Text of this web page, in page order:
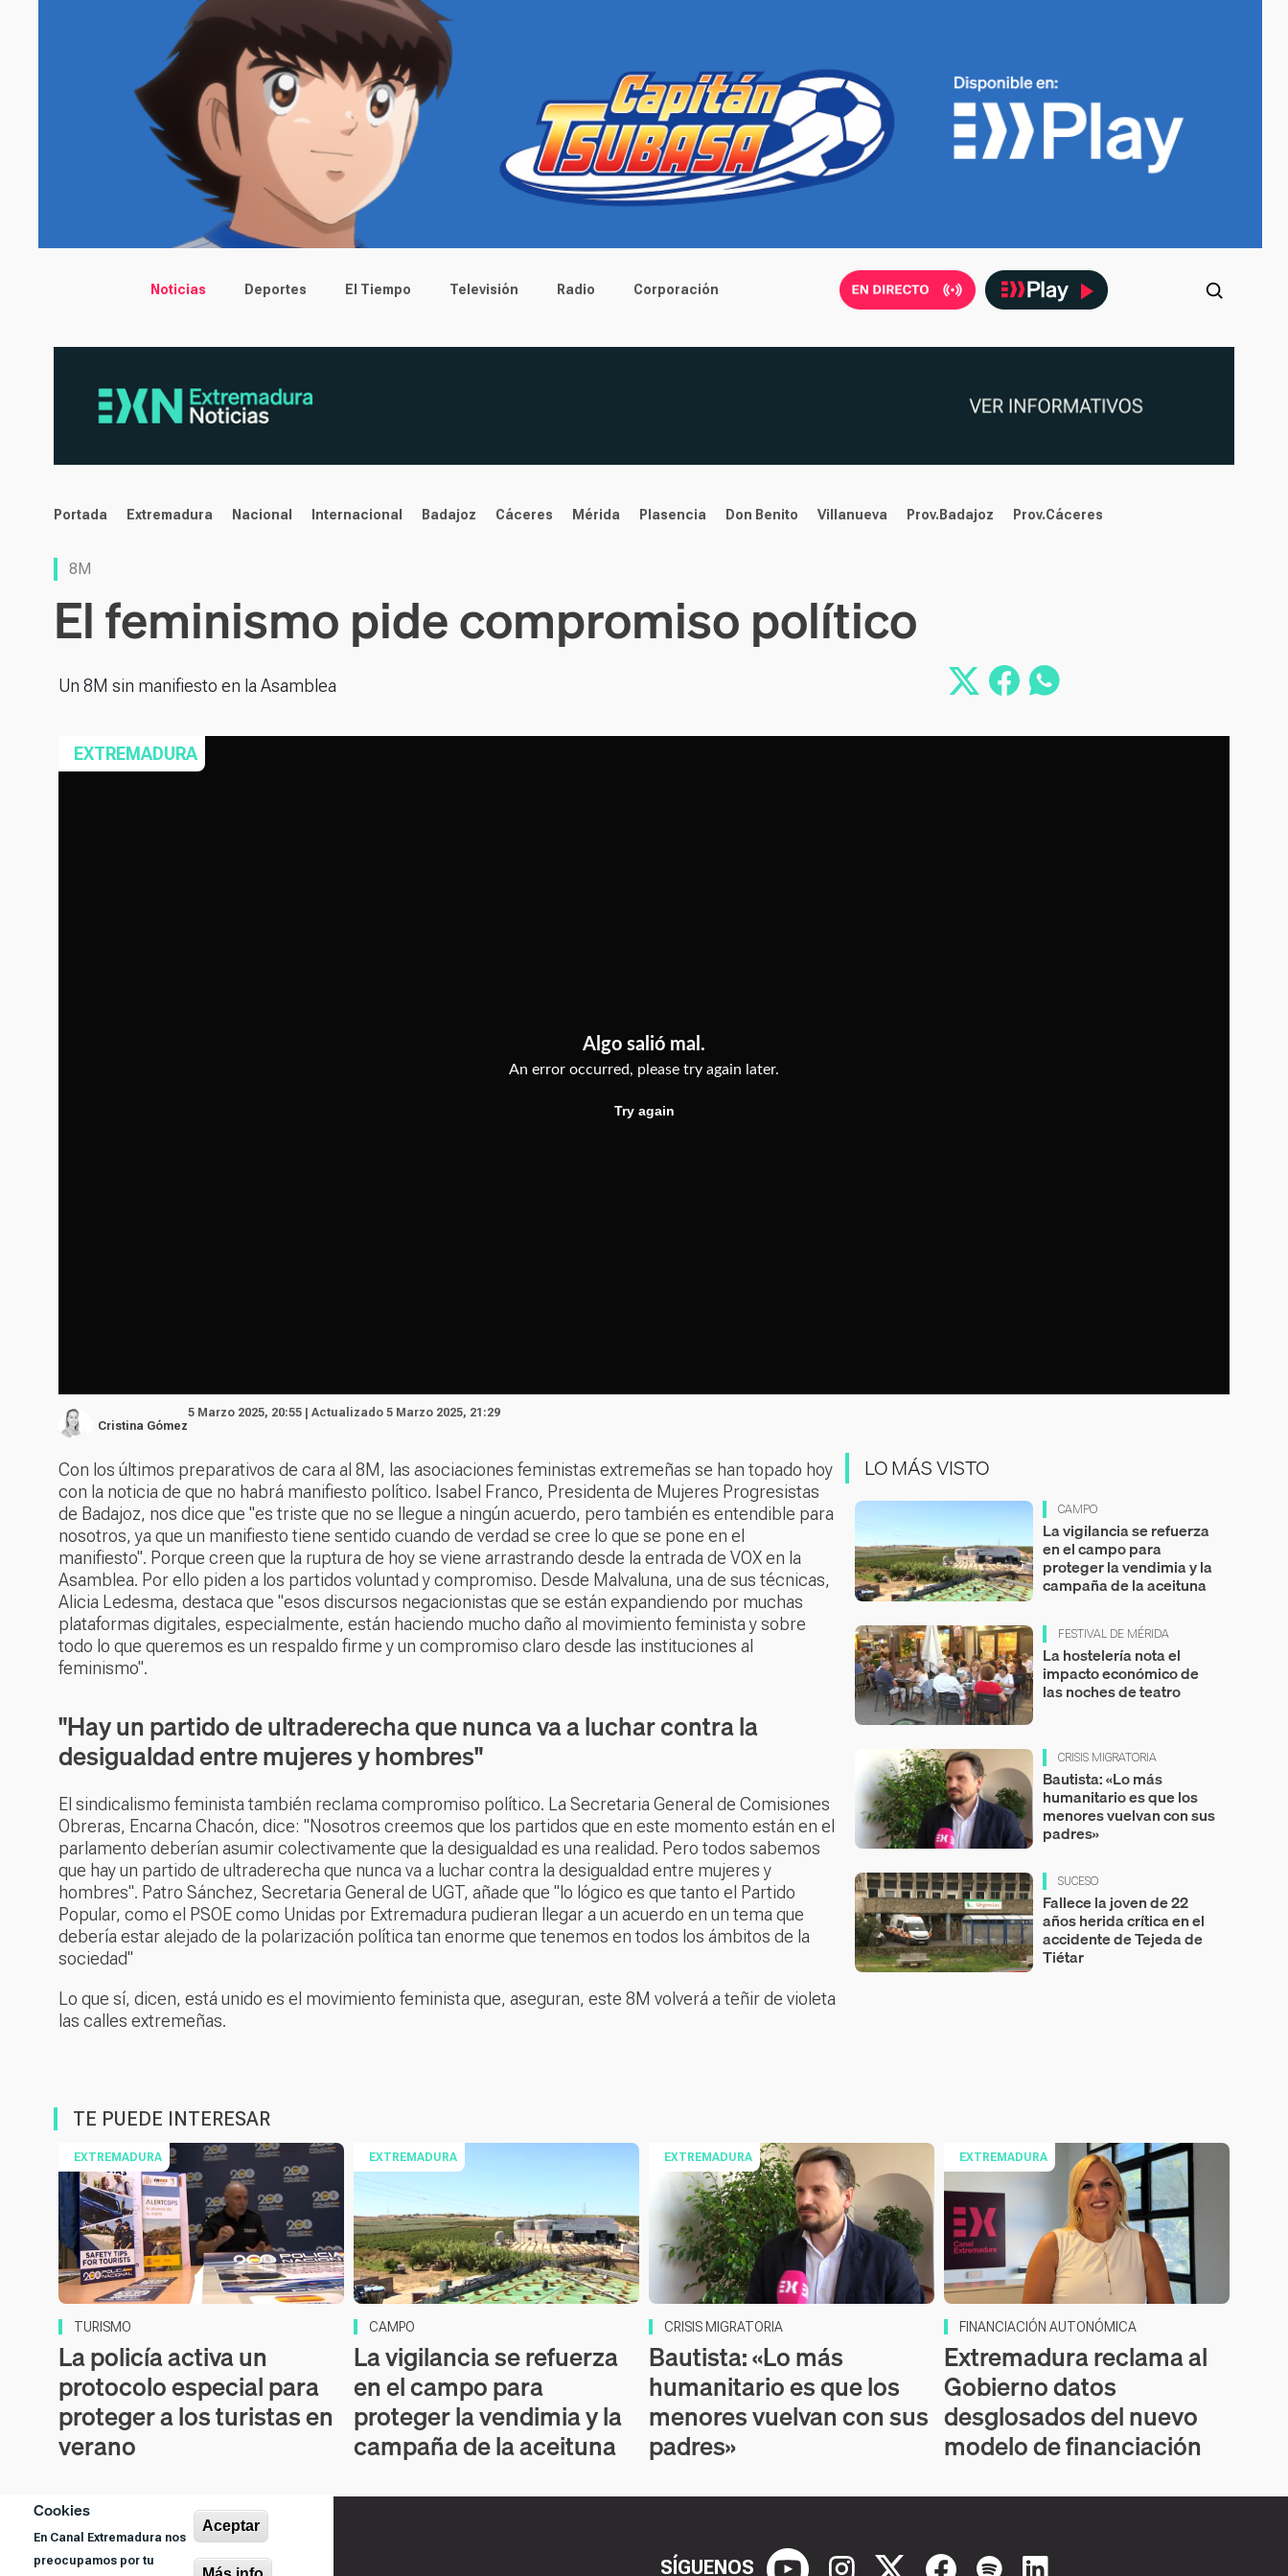
Cookies
En Canal Extremadura nos
preocupamos por tu
Aceptar
Main menu
Noticias Deportes El Tiempo Televisión Radio Corporación
noticias
Portada Extremadura Nacional Internacional Badajoz Cáceres Mérida Plasencia Don Benito Villanueva Prov.Badajoz Prov.Cáceres
8M
El feminismo pide compromiso político
Un 8M sin manifiesto en la Asamblea
EXTREMADURA
Cristina Gómez
5 Marzo 2025, 20:55 | Actualizado 5 Marzo 2025, 21:29
Con los últimos preparativos de cara al 8M, las asociaciones feministas extremeñas se han topado hoy
con la noticia de que no habrá manifiesto político. Isabel Franco, Presidenta de Mujeres Progresistas
de Badajoz, nos dice que "es triste que no se llegue a ningún acuerdo, pero también es entendible para
nosotros, ya que un manifiesto tiene sentido cuando de verdad se cree lo que se pone en el
manifiesto". Porque creen que la ruptura de hoy se viene arrastrando desde la entrada de VOX en la
Asamblea. Por ello piden a los partidos voluntad y compromiso. Desde Malvaluna, una de sus técnicas,
Alicia Ledesma, destaca que "esos discursos negacionistas que se están expandiendo por muchas
plataformas digitales, especialmente, están haciendo mucho daño al movimiento feminista y sobre
todo lo que queremos es un respaldo firme y un compromiso claro desde las instituciones al
feminismo".
"Hay un partido de ultraderecha que nunca va a luchar contra la
desigualdad entre mujeres y hombres"
El sindicalismo feminista también reclama compromiso político. La Secretaria General de Comisiones
Obreras, Encarna Chacón, dice: "Nosotros creemos que los partidos que en este momento están en el
parlamento deberían asumir colectivamente que la desigualdad es una realidad. Pero todos sabemos
que hay un partido de ultraderecha que nunca va a luchar contra la desigualdad entre mujeres y
hombres". Patro Sánchez, Secretaria General de UGT, añade que "lo lógico es que tanto el Partido
Popular, como el PSOE como Unidas por Extremadura pudieran llegar a un acuerdo en un tema que
debería estar alejado de la polarización política tan enorme que tenemos en todos los ámbitos de la
sociedad"
Lo que sí, dicen, está unido es el movimiento feminista que, aseguran, este 8M volverá a teñir de violeta
las calles extremeñas.
LO MÁS VISTO
CAMPO
La vigilancia se refuerza
en el campo para
proteger la vendimia y la
campaña de la aceituna
FESTIVAL DE MÉRIDA
La hostelería nota el
impacto económico de
las noches de teatro
CRISIS MIGRATORIA
Bautista: «Lo más
humanitario es que los
menores vuelvan con sus
padres»
SUCESO
Fallece la joven de 22
años herida crítica en el
accidente de Tejeda de
Tiétar
TE PUEDE INTERESAR
EXTREMADURA
TURISMO
La policía activa un
protocolo especial para
proteger a los turistas en
verano
EXTREMADURA
CAMPO
La vigilancia se refuerza
en el campo para
proteger la vendimia y la
campaña de la aceituna
EXTREMADURA
CRISIS MIGRATORIA
Bautista: «Lo más
humanitario es que los
menores vuelvan con sus
padres»
EXTREMADURA
FINANCIACIÓN AUTONÓMICA
Extremadura reclama al
Gobierno datos
desglosados del nuevo
modelo de financiación
SÍGUENOS